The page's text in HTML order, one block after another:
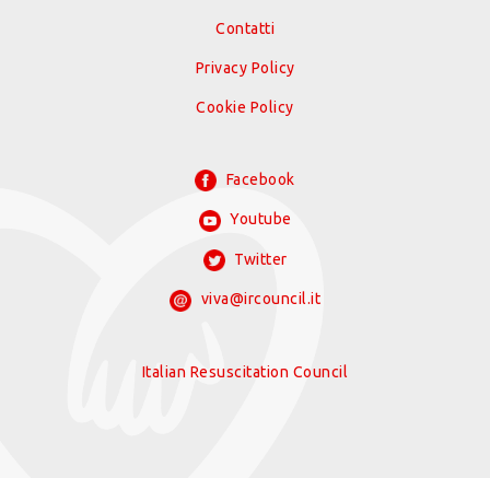
Contatti
Privacy Policy
Cookie Policy
Facebook
Youtube
Twitter
viva@ircouncil.it
Italian Resuscitation Council